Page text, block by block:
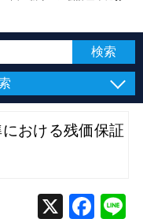
おける残価保証